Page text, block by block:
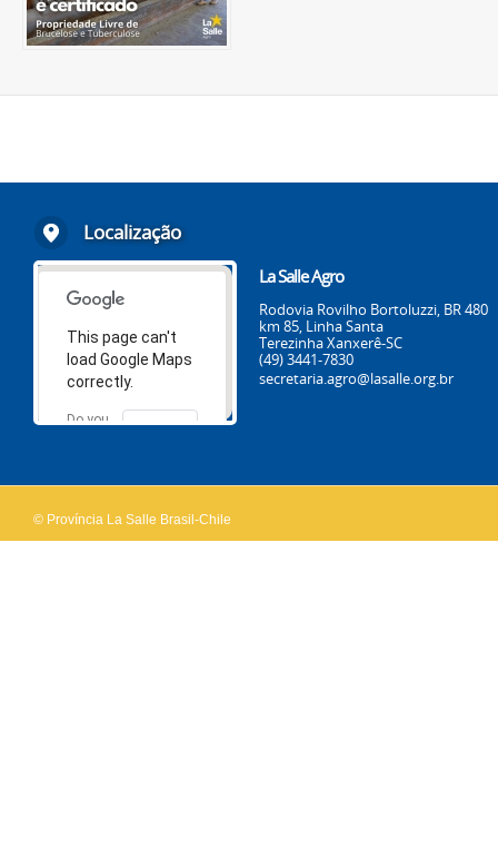
Localização
This page can't
load Google Maps
correctly.
Do you
OK
La Salle Agro
Rodovia Rovilho Bortoluzzi, BR 480
km 85, Linha Santa
Terezinha Xanxerê-SC
(49) 3441-7830
secretaria.agro@lasalle.org.br
© Província La Salle Brasil-Chile